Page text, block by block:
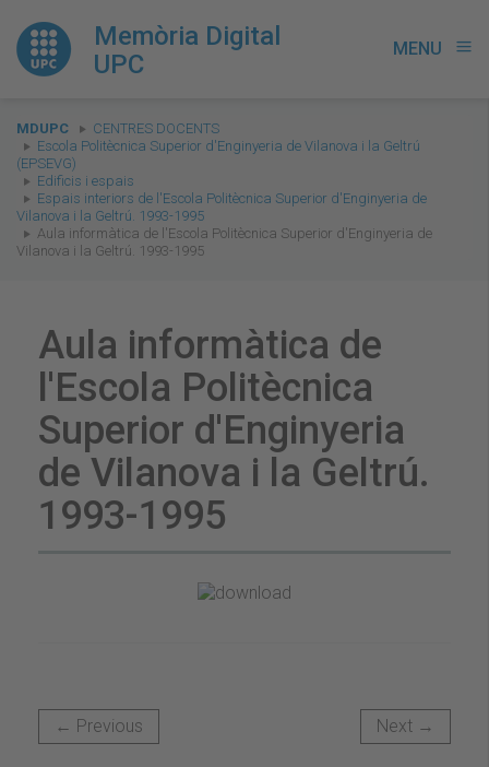
Memòria Digital
UPC
MENU menu
You
are
here:
MDUPC
CENTRES DOCENTS
Escola Politècnica Superior d'Enginyeria de Vilanova i la Geltrú
(EPSEVG)
Edificis i espais
Espais interiors de l'Escola Politècnica Superior d'Enginyeria de
Vilanova i la Geltrú. 1993-1995
Aula informàtica de l'Escola Politècnica Superior d'Enginyeria de
Vilanova i la Geltrú. 1993-1995
Aula informàtica de
l'Escola Politècnica
Superior d'Enginyeria
de Vilanova i la Geltrú.
1993-1995
← Previous Next →